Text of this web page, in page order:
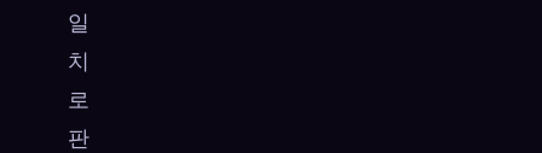
일
치
로
판